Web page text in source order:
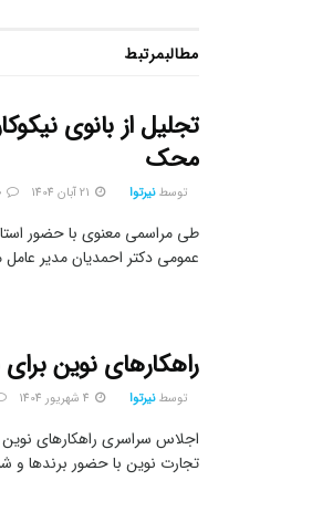
مطالبمرتبط
تجلیل از بانوی
محک
توسط نیرتوا
طی مراسمی معنوی با حضور
عمومی دکتر احمدیان مدیر
راهکارهای نوین
توسط نیرتوا
اجلاس سراسری راهکارهای نوین
تجارت نوین با حضور برندها